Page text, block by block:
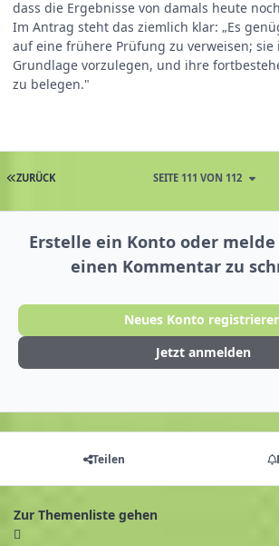
dass die Ergebnisse von damals heute
Im Antrag steht das ziemlich klar: „Es
auf eine frühere Prüfung zu verweisen;
Grundlage vorzulegen, und ihre
zu belegen."
ZURÜCK SEITE 111 VON 112
Erstelle ein Konto oder
einen Kommentar zu
Neues Konto
Jetzt anmelden
Teilen
Zur Themenliste gehen